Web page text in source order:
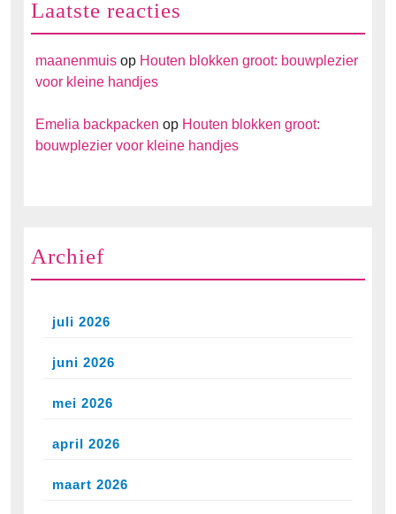
Laatste reacties
maanenmuis op Houten blokken groot: bouwplezier
voor kleine handjes
Emelia backpacken op Houten blokken groot:
bouwplezier voor kleine handjes
Archief
juli 2026
juni 2026
mei 2026
april 2026
maart 2026